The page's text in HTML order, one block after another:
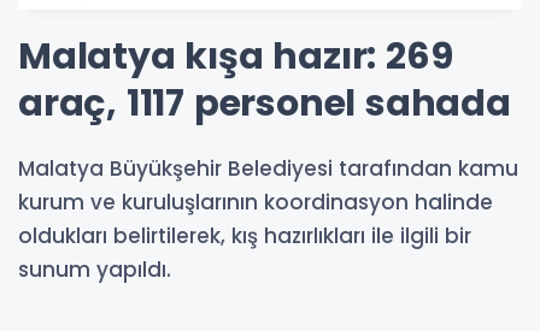
Malatya kışa hazır: 269
araç, 1117 personel sahada
Malatya Büyükşehir Belediyesi tarafından kamu
kurum ve kuruluşlarının koordinasyon halinde
oldukları belirtilerek, kış hazırlıkları ile ilgili bir
sunum yapıldı.